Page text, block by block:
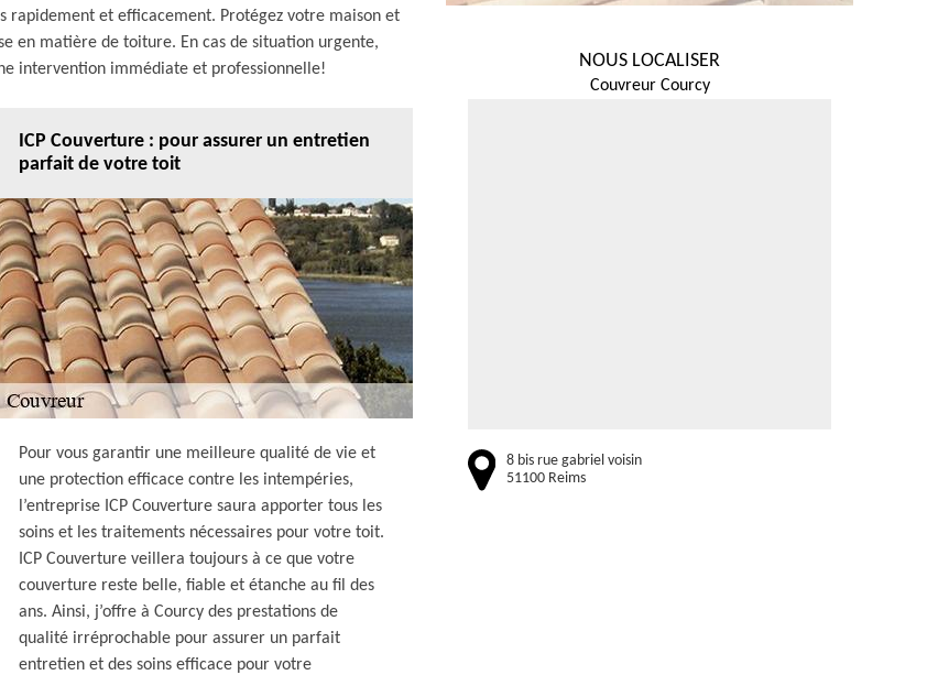
rapidement et efficacement. Protégez votre maison et
en matière de toiture. En cas de situation urgente,
intervention immédiate et professionnelle!
ICP Couverture : pour assurer un entretien
parfait de votre toit
Pour vous garantir une meilleure qualité de vie et
une protection efficace contre les intempéries,
l’entreprise ICP Couverture saura apporter tous les
soins et les traitements nécessaires pour votre toit.
ICP Couverture veillera toujours à ce que votre
couverture reste belle, fiable et étanche au fil des
ans. Ainsi, j’offre à Courcy des prestations de
qualité irréprochable pour assurer un parfait
entretien et des soins efficace pour votre
NOUS LOCALISER
Couvreur Courcy
8 bis rue gabriel voisin
51100 Reims